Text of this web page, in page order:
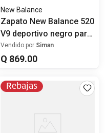
New Balance
Zapato New Balance 520
V9 deportivo negro para
hombre
Vendido por Siman
Q 869.00
Rebajas